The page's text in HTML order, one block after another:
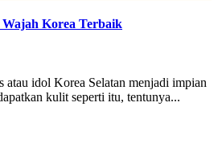
Wajah Korea Terbaik
idol Korea Selatan menjadi impian
kulit seperti itu, tentunya...